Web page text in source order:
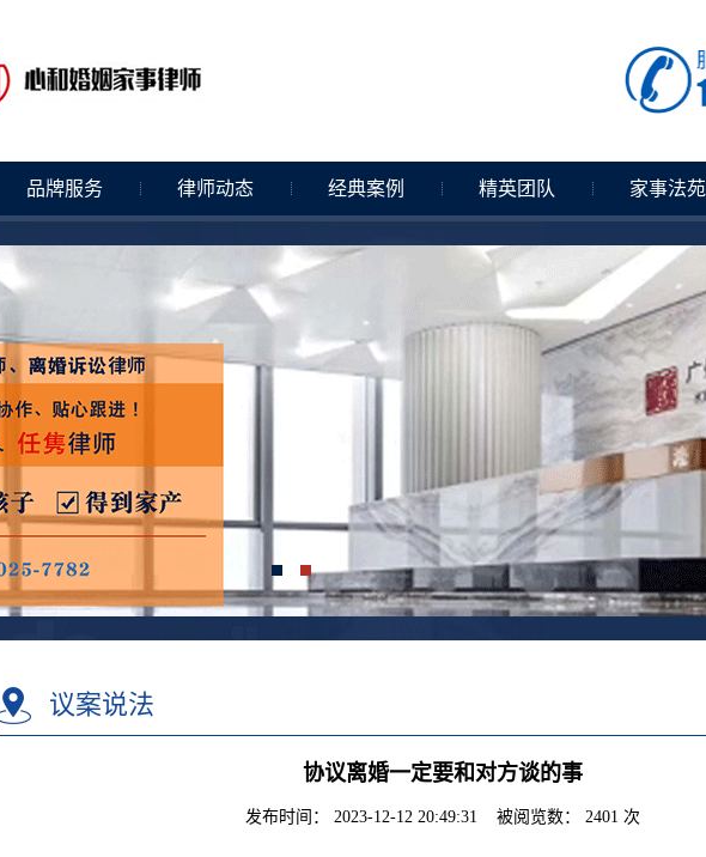
品牌服务 律师动态 经典案例 精英团队 家事法苑
议案说法
协议离婚一定要和对方谈的事
发布时间： 2023-12-12 20:49:31 被阅览数： 2401 次